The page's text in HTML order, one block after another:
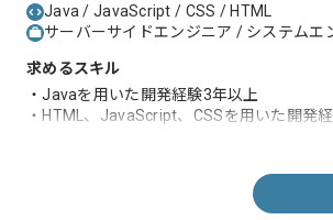
Java / JavaScript / CSS / HTML
サーバーサイドエンジニア / システムエ
求めるスキル
・Javaを用いた開発経験3年以上
・HTML、JavaScript、CSSを用いた開発